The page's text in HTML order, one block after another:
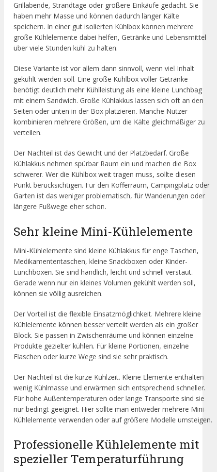
Grillabende, Strandtage oder größere Einkäufe gedacht. Sie
haben mehr Masse und können dadurch länger Kälte
speichern. In einer gut isolierten Kühlbox können mehrere
große Kühlelemente dabei helfen, Getränke und Lebensmittel
über viele Stunden kühl zu halten.
Diese Variante ist vor allem dann sinnvoll, wenn viel Inhalt
gekühlt werden soll. Eine große Kühlbox voller Getränke
benötigt deutlich mehr Kühlleistung als eine kleine Lunchbag
mit einem Sandwich. Große Kühlakkus lassen sich oft an den
Seiten oder unten in der Box platzieren. Manche Nutzer
kombinieren mehrere Größen, um die Kälte gleichmäßiger zu
verteilen.
Der Nachteil ist das Gewicht und der Platzbedarf. Große
Kühlakkus nehmen spürbar Raum ein und machen die Box
schwerer. Wer die Kühlbox weit tragen muss, sollte diesen
Punkt berücksichtigen. Für den Kofferraum, Campingplatz oder
Garten ist das weniger problematisch, für Wanderungen oder
längere Fußwege eher schon.
Sehr kleine Mini-Kühlelemente
Mini-Kühlelemente sind kleine Kühlakkus für enge Taschen,
Medikamententaschen, kleine Snackboxen oder Kinder-
Lunchboxen. Sie sind handlich, leicht und schnell verstaut.
Gerade wenn nur ein kleines Volumen gekühlt werden soll,
können sie völlig ausreichen.
Der Vorteil ist die flexible Einsatzmöglichkeit. Mehrere kleine
Kühlelemente können besser verteilt werden als ein großer
Block. Sie passen in Zwischenräume und können einzelne
Produkte gezielter kühlen. Für kleine Portionen, einzelne
Flaschen oder kurze Wege sind sie sehr praktisch.
Der Nachteil ist die kurze Kühlzeit. Kleine Elemente enthalten
wenig Kühlmasse und erwärmen sich entsprechend schneller.
Für hohe Außentemperaturen oder lange Transporte sind sie
nur bedingt geeignet. Hier sollte man entweder mehrere Mini-
Kühlelemente verwenden oder auf größere Modelle umsteigen.
Professionelle Kühlelemente mit
spezieller Temperaturführung